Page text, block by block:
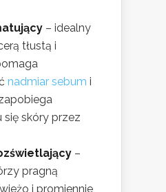
– idealny
tłustą i
nadmiar sebum i
się skóry przez
–
pragną
i promiennie,